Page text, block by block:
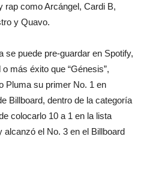
rap como Arcángel, Cardi B,
y Quavo.
se puede pre-guardar en Spotify,
más éxito que “Génesis”,
Pluma su primer No. 1 en
Billboard, dentro de la categoría
colocarlo 10 a 1 en la lista
el No. 3 en el Billboard